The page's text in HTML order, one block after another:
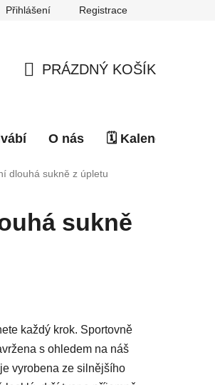
Přihlášení Registrace
PRÁZDNÝ KOŠÍK
O nás 🗓️ Kalendář akcí
dlouhá sukně z úpletu
sukně
každý krok. Sportovně
s ohledem na náš
vyrobena ze silnějšího